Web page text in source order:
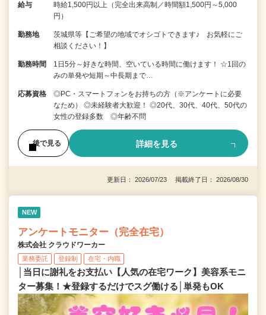
給与
時給1,500円以上（完全出来高制／時間額1,500円～5,000
円）
勤務地
茨城県等【ご希望の地域でオシゴトできます♪ お気軽にご
相談ください！】
勤務時間
1日5分～好きな時間、空いている時間に働けます！ ☆1回の
みの単発や短期～中長期まで…
応募資格
◎PC・スマートフォンをお持ちの方（※アンケートに必要
なため） ◎未経験者大歓迎！ ◎20代、30代、40代、50代の
女性の登録多数 ◎年齢不問
後で見る 詳細を見る
更新日： 2026/07/23 掲載終了日： 2026/08/30
NEW
アンケートモニター（完全在宅）
株式会社 クラウドワーカー
業務委託 登録制 在宅・内職
│当日に謝礼をお支払い【人気の在宅ワーク】美容系モニ
ター募集！★登録するだけでスグ働ける│単発もOK